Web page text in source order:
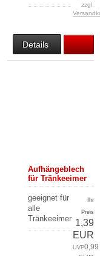
zzgl.
Details
Aufhängeblech
für Tränkeeimer
geeignet für
alle
Tränkeeimer
Ihr
Preis
1,39
EUR
UVP0,99